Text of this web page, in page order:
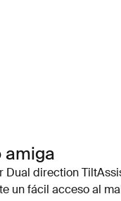
amiga
Dual direction
un fácil acceso al